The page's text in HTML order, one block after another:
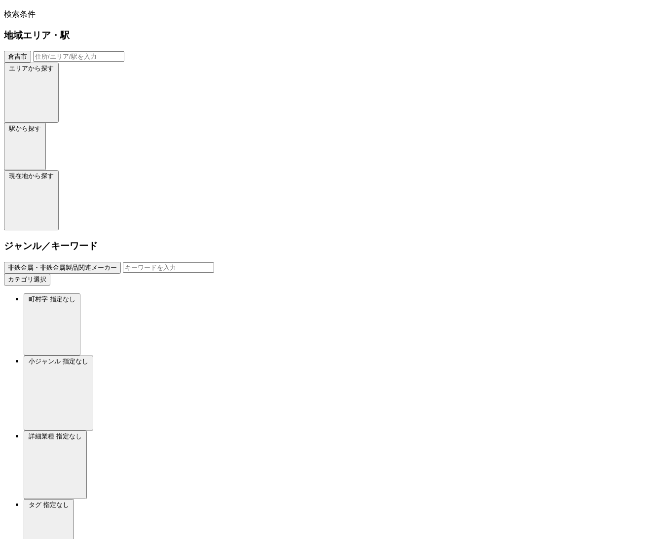
検索条件
地域エリア・駅
倉吉市
エリアから探す
駅から探す
現在地から探す
ジャンル／キーワード
非鉄金属・非鉄金属製品関連メーカー
カテゴリ選択
町村字 指定なし
小ジャンル 指定なし
詳細業種 指定なし
タグ 指定なし